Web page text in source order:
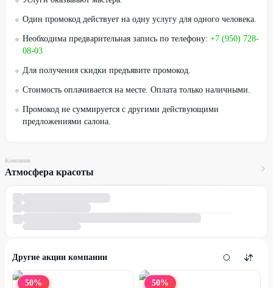
Один промокод действует на одну услугу для одного человека.
Необходима предварительная запись по телефону: +7 (950) 728-
08-03
Для получения скидки предъявите промокод.
Стоимость оплачивается на месте. Оплата только наличными.
Промокод не суммируется с другими действующими
предложениями салона.
Компания
Атмосфера красоты
Другие акции компании
50% 50%